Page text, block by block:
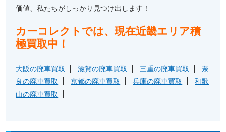
価値、私たちがしっかり見つけ出します！
カーコレクトでは、現在近畿エリア積
極買取中！
大阪の廃車買取 滋賀の廃車買取 三重の廃車買取
奈
良の廃車買取
京都の廃車買取 兵庫の廃車買取
和歌
山の廃車買取